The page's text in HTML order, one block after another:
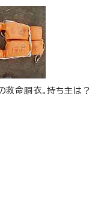
救命胴衣。持ち主は？